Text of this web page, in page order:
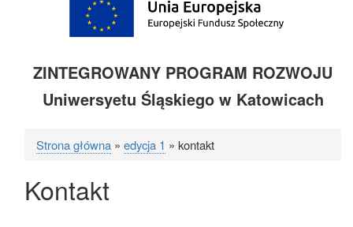
ZINTEGROWANY PROGRAM ROZWOJU
Uniwersyetu Śląskiego w Katowicach
Ścieżka
nawigacyjna
Strona główna edycja 1 kontakt
Kontakt